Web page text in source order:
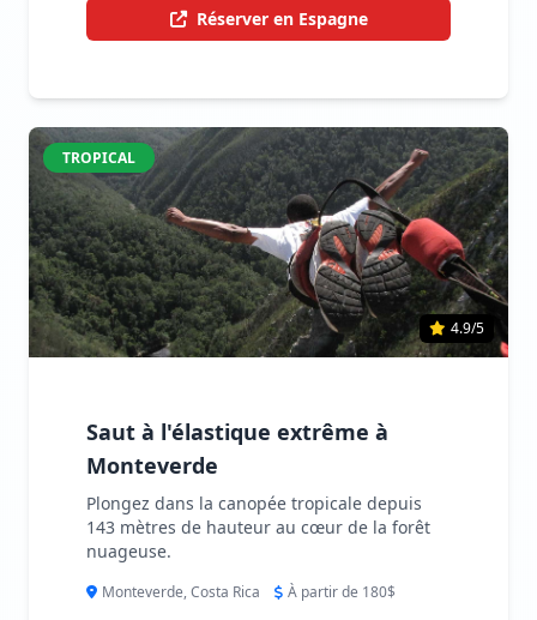
Réserver en Espagne
TROPICAL
4.9/5
Saut à l'élastique extrême à
Monteverde
Plongez dans la canopée tropicale depuis
143 mètres de hauteur au cœur de la forêt
nuageuse.
Monteverde, Costa Rica À partir de 180$